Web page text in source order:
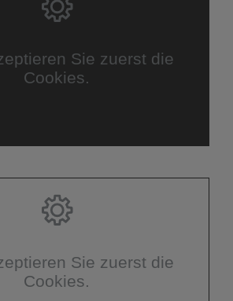
Sie zuerst die
Cookies.
Sie zuerst die
Cookies.